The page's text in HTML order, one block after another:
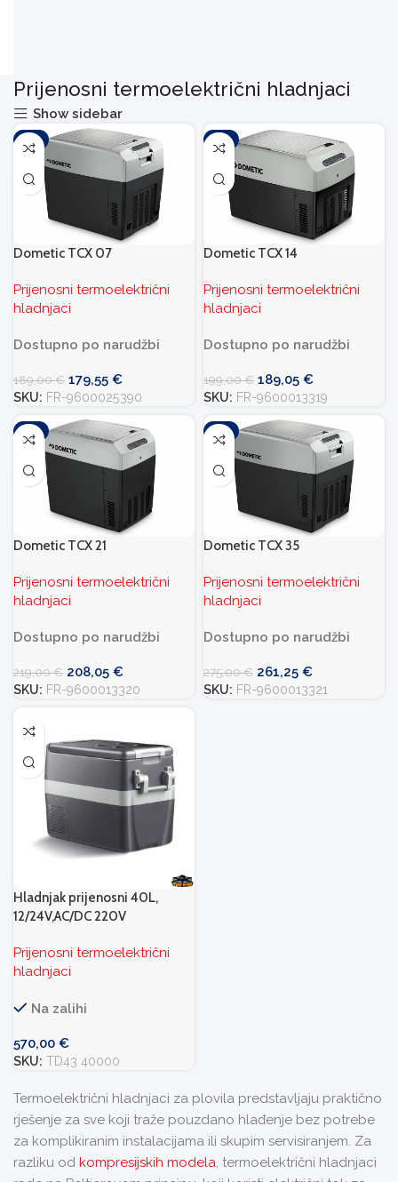
Prijenosni termoelektrični hladnjaci
Show sidebar
-5%
Dometic TCX 07
Prijenosni termoelektrični
hladnjaci
Dostupno po narudžbi
189,00€ 179,55 €
SKU: FR-9600025390
-5%
Dometic TCX 14
Prijenosni termoelektrični
hladnjaci
Dostupno po narudžbi
199,00€ 189,05 €
SKU: FR-9600013319
-5%
Dometic TCX 21
Prijenosni termoelektrični
hladnjaci
Dostupno po narudžbi
219,00€ 208,05 €
SKU: FR-9600013320
-5%
Dometic TCX 35
Prijenosni termoelektrični
hladnjaci
Dostupno po narudžbi
275,00€ 261,25 €
SKU: FR-9600013321
Hladnjak prijenosni 40L,
12/24V,AC/DC 220V
Prijenosni termoelektrični
hladnjaci
Na zalihi
570,00 €
SKU: TD43 40000
Termoelektrični hladnjaci za plovila predstavljaju praktično
rješenje za sve koji traže pouzdano hlađenje bez potrebe
za komplikiranim instalacijama ili skupim servisiranjem. Za
razliku od kompresijskih modela , termoelektrični hladnjaci